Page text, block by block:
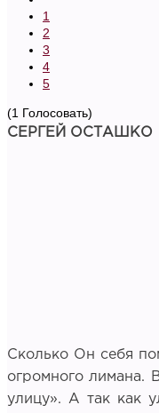
1
2
3
4
5
(1 Голосовать)
СЕРГЕЙ ОСТАШКО
Сколько Он себя
огромного лимана.
улицу». А так как